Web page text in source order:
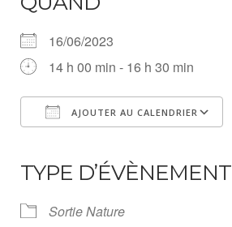
16/06/2023
14 h 00 min - 16 h 30 min
AJOUTER AU CALENDRIER
TYPE D’ÉVÈNEMENT
Sortie Nature